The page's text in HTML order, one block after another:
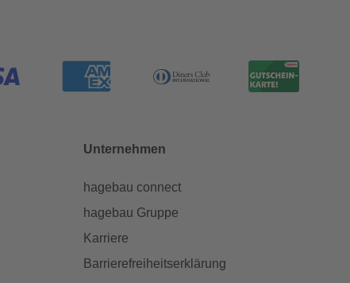
Unternehmen
hagebau connect
hagebau Gruppe
Karriere
Barrierefreiheitserklärung